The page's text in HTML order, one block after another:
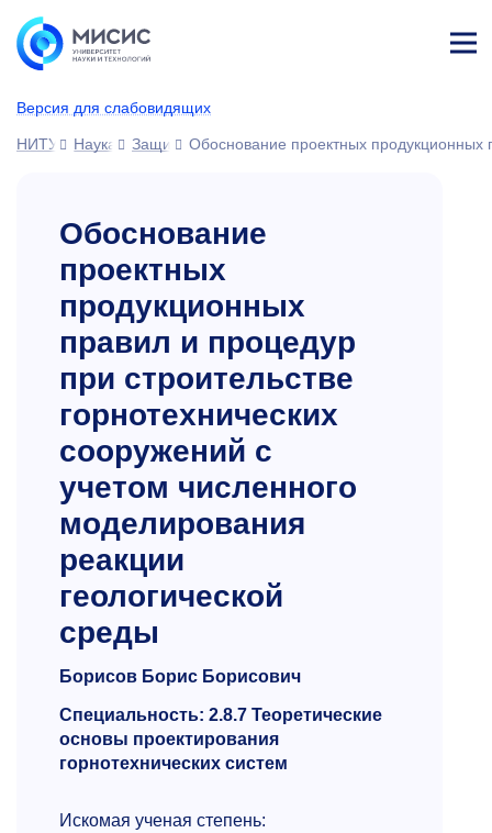
Версия для слабовидящих
ине
НИТУ МИСИС
Наука Защиты диссертаций
Обоснование проектных продукционных
Обоснование
проектных
продукционных
правил и процедур
при строительстве
горнотехнических
сооружений с
учетом численного
моделирования
реакции
геологической
среды
Борисов Борис Борисович
Специальность: 2.8.7 Теоретические
основы проектирования
горнотехнических систем
Искомая ученая степень: